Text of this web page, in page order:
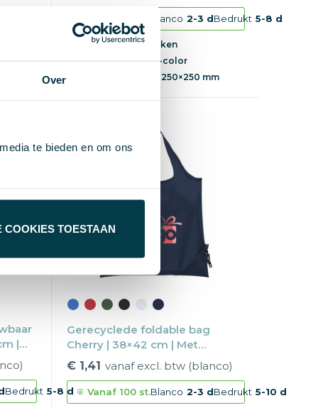
Over
te bieden en om ons
COOKIES TOESTAAN
Blanco 2-3 dBedrukt 5-8 d
Blanco of bedrukken
1-5 kleuren of full-color
250×250 mm
|
Bedrukt 5-8 d
Gerecyclede foldable bag
Cherry | 38×42 cm | Met
draaglussen
€ 1,41 vanaf excl. btw (blanco)
Vanaf 100 st.Blanco 2-3 dBedrukt 5-10 d